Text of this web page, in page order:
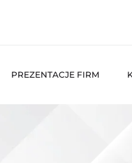
PREZENTACJE FIRM